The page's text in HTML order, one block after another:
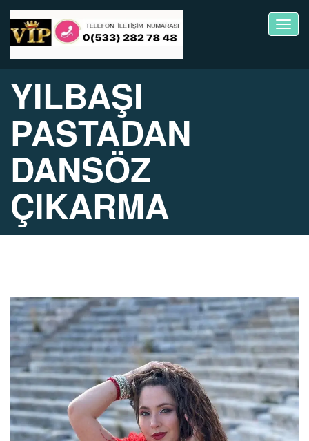
YILBAŞI
PASTADAN
DANSÖZ
ÇIKARMA